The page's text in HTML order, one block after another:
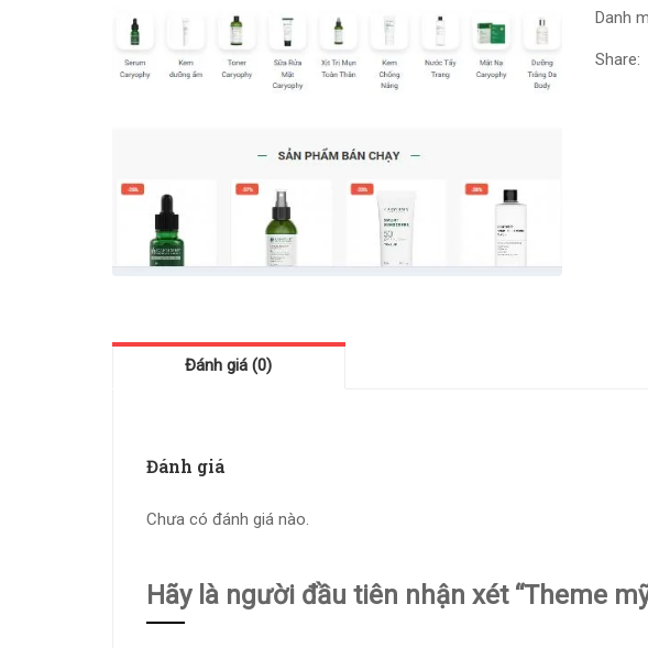
Danh
Share:
Đánh giá (0)
Đánh giá
Chưa có đánh giá nào.
Hãy là người đầu tiên nhận xét “Theme